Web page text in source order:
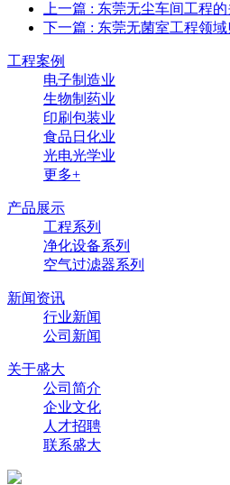
上一篇 : 东莞无尘车间工程
下一篇 : 东莞无菌室工程领
工程案例
电子制造业
生物制药业
印刷包装业
食品日化业
光电光学业
更多+
产品展示
工程系列
净化设备系列
空气过滤器系列
新闻资讯
行业新闻
公司新闻
关于盛大
公司简介
企业文化
人才招聘
联系盛大